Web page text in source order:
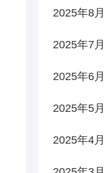
2025年8月
2025年7月
2025年6月
2025年5月
2025年4月